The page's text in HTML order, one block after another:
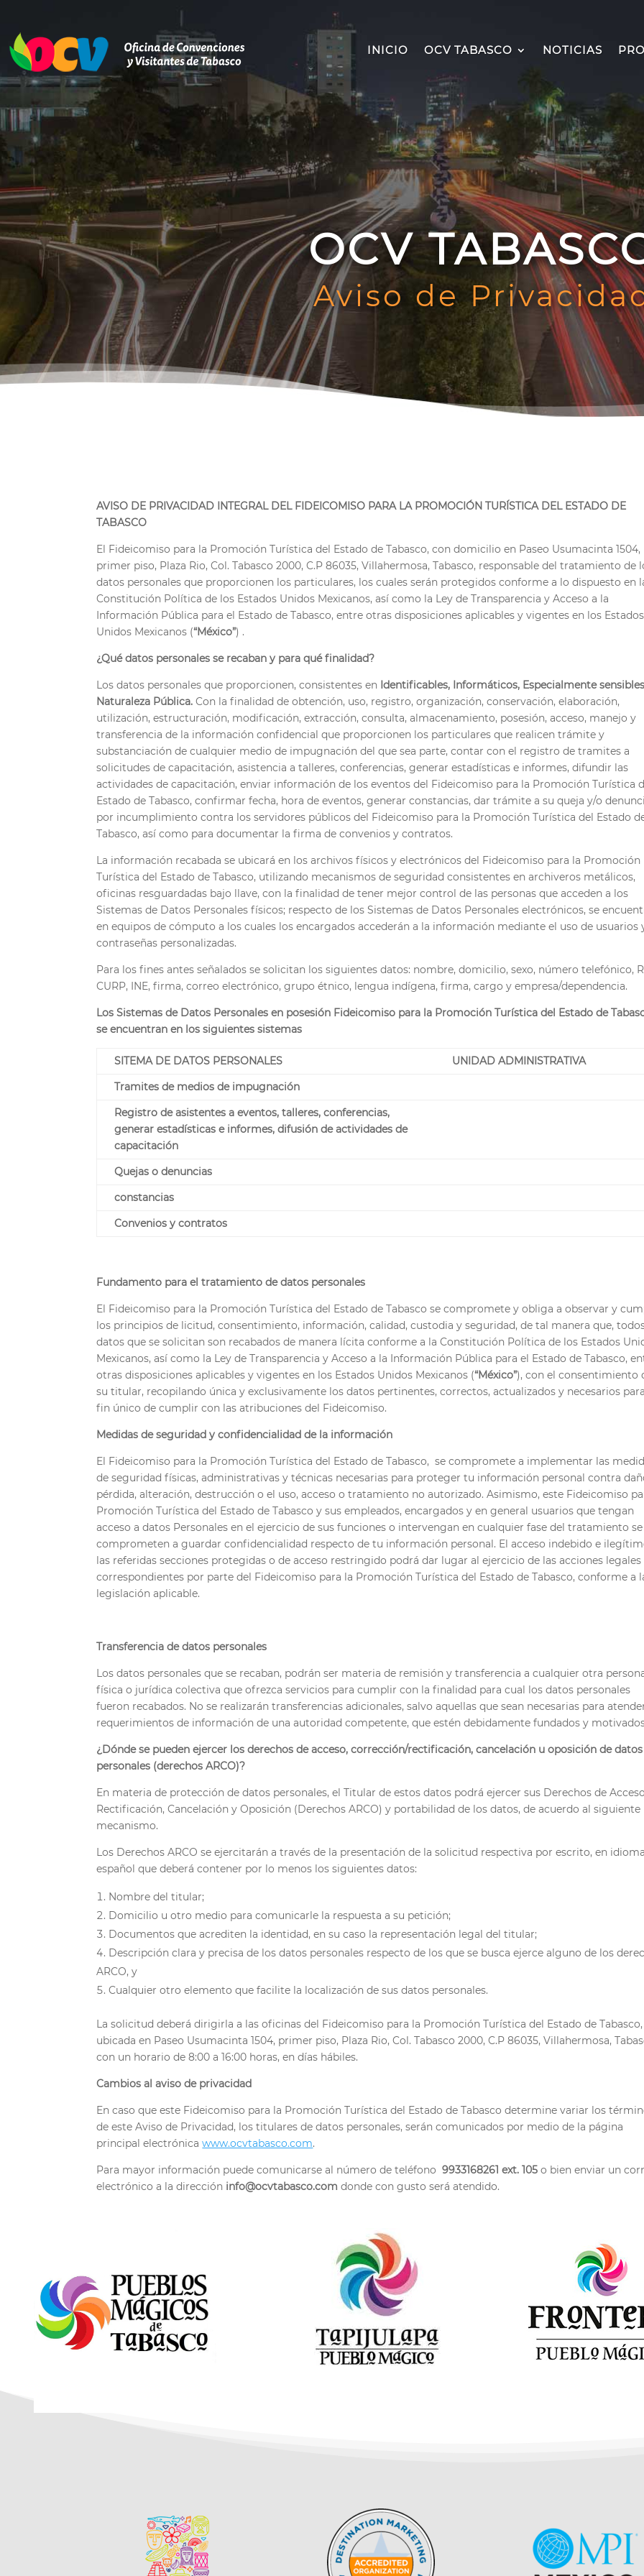
INICIO OCV TABASCO NOTICIAS
OCV
Aviso de
AVISO DE PRIVACIDAD INTEGRAL DEL FIDEICOMISO PARA LA PROMOCIÓN TURÍSTICA DEL ESTADO DE
TABASCO
El Fideicomiso para la Promoción Turística del Estado de Tabasco, con domicilio en Paseo Usumacinta 1504,
primer piso, Plaza Rio, Col. Tabasco 2000, C.P 86035, Villahermosa, Tabasco, responsable del tratamiento de
datos personales que proporcionen los particulares, los cuales serán protegidos conforme a lo dispuesto en
Constitución Política de los Estados Unidos Mexicanos, así como la Ley de Transparencia y Acceso a la
Información Pública para el Estado de Tabasco, entre otras disposiciones aplicables y vigentes en los Estados
Unidos Mexicanos (“México”) .
¿Qué datos personales se recaban y para qué finalidad?
Los datos personales que proporcionen, consistentes en Identificables, Informáticos, Especialmente
Naturaleza Pública. Con la finalidad de obtención, uso, registro, organización, conservación, elaboración,
utilización, estructuración, modificación, extracción, consulta, almacenamiento, posesión, acceso, manejo y
transferencia de la información confidencial que proporcionen los particulares que realicen trámite y
substanciación de cualquier medio de impugnación del que sea parte, contar con el registro de tramites a
solicitudes de capacitación, asistencia a talleres, conferencias, generar estadísticas e informes, difundir las
actividades de capacitación, enviar información de los eventos del Fideicomiso para la Promoción Turística
Estado de Tabasco, confirmar fecha, hora de eventos, generar constancias, dar trámite a su queja y/o
por incumplimiento contra los servidores públicos del Fideicomiso para la Promoción Turística del Estado
Tabasco, así como para documentar la firma de convenios y contratos.
La información recabada se ubicará en los archivos físicos y electrónicos del Fideicomiso para la Promoción
Turística del Estado de Tabasco, utilizando mecanismos de seguridad consistentes en archiveros metálicos,
oficinas resguardadas bajo llave, con la finalidad de tener mejor control de las personas que acceden a los
Sistemas de Datos Personales físicos; respecto de los Sistemas de Datos Personales electrónicos, se
en equipos de cómputo a los cuales los encargados accederán a la información mediante el uso de usuarios
contraseñas personalizadas.
Para los fines antes señalados se solicitan los siguientes datos: nombre, domicilio, sexo, número telefónico,
CURP, INE, firma, correo electrónico, grupo étnico, lengua indígena, firma, cargo y empresa/dependencia.
Los Sistemas de Datos Personales en posesión Fideicomiso para la Promoción Turística del Estado de
se encuentran en los siguientes sistemas
SITEMA DE DATOS PERSONALES
UNIDAD ADMINISTRATIVA
Tramites de medios de impugnación
Registro de asistentes a eventos, talleres, conferencias,
generar estadísticas e informes, difusión de actividades de
capacitación
Quejas o denuncias
constancias
Convenios y contratos
Fundamento para el tratamiento de datos personales
El Fideicomiso para la Promoción Turística del Estado de Tabasco se compromete y obliga a observar y
los principios de licitud, consentimiento, información, calidad, custodia y seguridad, de tal manera que,
datos que se solicitan son recabados de manera lícita conforme a la Constitución Política de los Estados
Mexicanos, así como la Ley de Transparencia y Acceso a la Información Pública para el Estado de Tabasco,
otras disposiciones aplicables y vigentes en los Estados Unidos Mexicanos (“México”), con el consentimiento
su titular, recopilando única y exclusivamente los datos pertinentes, correctos, actualizados y necesarios
fin único de cumplir con las atribuciones del Fideicomiso.
Medidas de seguridad y confidencialidad de la información
El Fideicomiso para la Promoción Turística del Estado de Tabasco, se compromete a implementar las
de seguridad físicas, administrativas y técnicas necesarias para proteger tu información personal contra
pérdida, alteración, destrucción o el uso, acceso o tratamiento no autorizado. Asimismo, este Fideicomiso
Promoción Turística del Estado de Tabasco y sus empleados, encargados y en general usuarios que tengan
acceso a datos Personales en el ejercicio de sus funciones o intervengan en cualquier fase del tratamiento se
comprometen a guardar confidencialidad respecto de tu información personal. El acceso indebido e
las referidas secciones protegidas o de acceso restringido podrá dar lugar al ejercicio de las acciones legales
correspondientes por parte del Fideicomiso para la Promoción Turística del Estado de Tabasco, conforme a
legislación aplicable.
Transferencia de datos personales
Los datos personales que se recaban, podrán ser materia de remisión y transferencia a cualquier otra
física o jurídica colectiva que ofrezca servicios para cumplir con la finalidad para cual los datos personales
fueron recabados. No se realizarán transferencias adicionales, salvo aquellas que sean necesarias para
requerimientos de información de una autoridad competente, que estén debidamente fundados y
¿Dónde se pueden ejercer los derechos de acceso, corrección/rectificación, cancelación u oposición de datos
personales (derechos ARCO)?
En materia de protección de datos personales, el Titular de estos datos podrá ejercer sus Derechos de
Rectificación, Cancelación y Oposición (Derechos ARCO) y portabilidad de los datos, de acuerdo al siguiente
mecanismo.
Los Derechos ARCO se ejercitarán a través de la presentación de la solicitud respectiva por escrito, en idioma
español que deberá contener por lo menos los siguientes datos:
Nombre del titular;
Domicilio u otro medio para comunicarle la respuesta a su petición;
Documentos que acrediten la identidad, en su caso la representación legal del titular;
Descripción clara y precisa de los datos personales respecto de los que se busca ejerce alguno de los
ARCO, y
Cualquier otro elemento que facilite la localización de sus datos personales.
La solicitud deberá dirigirla a las oficinas del Fideicomiso para la Promoción Turística del Estado de Tabasco,
ubicada en Paseo Usumacinta 1504, primer piso, Plaza Rio, Col. Tabasco 2000, C.P 86035, Villahermosa,
con un horario de 8:00 a 16:00 horas, en días hábiles.
Cambios al aviso de privacidad
En caso que este Fideicomiso para la Promoción Turística del Estado de Tabasco determine variar los
de este Aviso de Privacidad, los titulares de datos personales, serán comunicados por medio de la página
principal electrónicawww.ocvtabasco.com.
Para mayor información puede comunicarse al número de teléfono9933168261 ext. 105o bien enviar un
electrónico a la dirección info@ocvtabasco.com donde con gusto será atendido.